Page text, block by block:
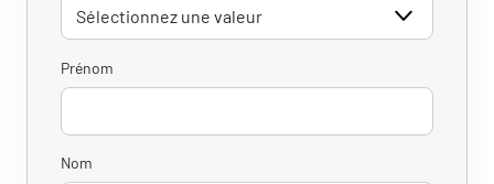
Prénom
Nom